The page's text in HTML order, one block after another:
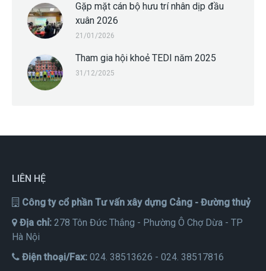
Gặp mặt cán bộ hưu trí nhân dịp đầu
xuân 2026
21/01/2026
Tham gia hội khoẻ TEDI năm 2025
31/12/2025
LIÊN HỆ
Công ty cổ phần Tư vấn xây dựng Cảng - Đường thuỷ
Địa chỉ: 278 Tôn Đức Thắng - Phường Ô Chợ Dừa - TP
Hà Nội
Điện thoại/Fax: 024. 38513626 - 024. 38517816